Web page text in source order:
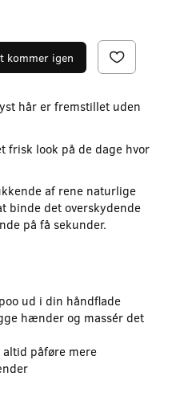
kommer igen
hår er fremstillet uden
frisk look på de dage hvor
af rene naturlige
binde det overskydende
på få sekunder.
ud i din håndflade
hænder og massér det
påføre mere